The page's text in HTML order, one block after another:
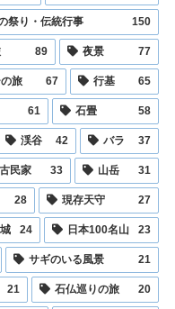
祭り・伝統行事 150
89 夜景 77
旅 67 行基 65
61 石畳 58
渓谷 42 バラ 37
古民家 33 山岳 31
28 現存天守 27
24 日本100名山 23
サギのいる風景 21
21 石仏巡りの旅 20